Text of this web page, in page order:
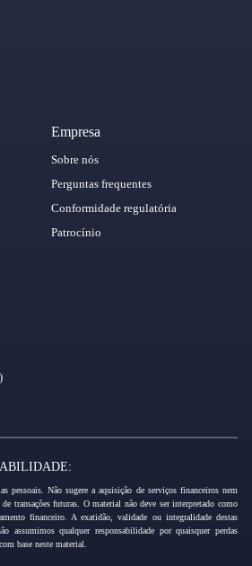
Empresa
Sobre nós
Perguntas frequentes
Conformidade regulatória
Patrocínio
pessoais. Não sugere a aquisição de serviços financeiros nem
transações futuras. O material não deve ser interpretado como
financeiro. A exatidão, validade ou integralidade destas
assumimos qualquer responsabilidade por quaisquer perdas
base neste material.